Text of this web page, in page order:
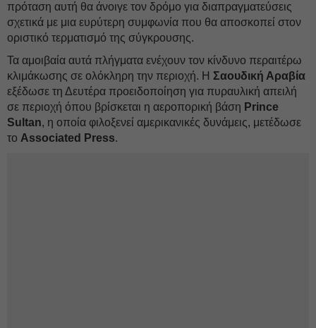
πρόταση αυτή θα άνοιγε τον δρόμο για διαπραγματεύσεις
σχετικά με μια ευρύτερη συμφωνία που θα αποσκοπεί στον
οριστικό τερματισμό της σύγκρουσης.
Τα αμοιβαία αυτά πλήγματα ενέχουν τον κίνδυνο περαιτέρω
κλιμάκωσης σε ολόκληρη την περιοχή. Η Σαουδική Αραβία
εξέδωσε τη Δευτέρα προειδοποίηση για πυραυλική απειλή
σε περιοχή όπου βρίσκεται η αεροπορική βάση Prince
Sultan, η οποία φιλοξενεί αμερικανικές δυνάμεις, μετέδωσε
το Associated Press.